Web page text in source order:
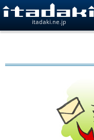
itadaki.ne.jp